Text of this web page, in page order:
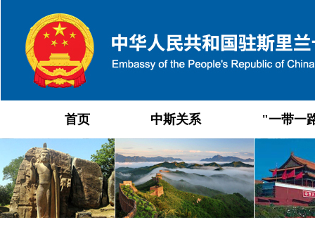
首页 中斯关系 "一带一